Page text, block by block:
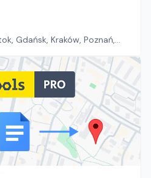
Gdańsk, Kraków, Poznań,
Las, Zielona Góra